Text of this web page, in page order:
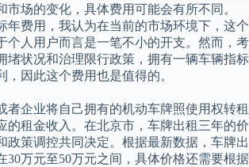
市场的变化，具体费用可能会有所不同。
年费用，我认为在当前的市场环境下，这个
个人用户而言是一笔不小的开支。然而，考
堵状况和治理限行政策，拥有一辆车辆指标
，因此这个费用也是值得的。
者企业将自己拥有的机动车牌照使用权转租
的租金收入。在北京市，车牌出租三年的价
政策调控共同决定。根据最新数据，车牌出
30万元至50万元之间，具体价格还需要根据